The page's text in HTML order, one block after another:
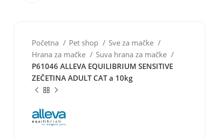
Početna Pet shop
Sve za mačke
Hrana za mačke
Suva hrana za mačke
P61046 ALLEVA EQUILIBRIUM SENSITIVE
ZEČETINA ADULT CAT a 10kg